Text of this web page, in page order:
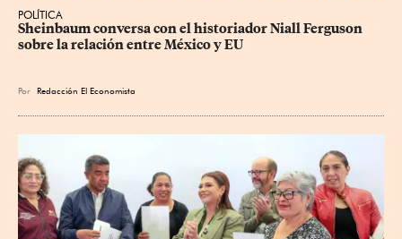
POLÍTICA
Sheinbaum conversa con el historiador Niall Ferguson
sobre la relación entre México y EU
Por Redacción El Economista